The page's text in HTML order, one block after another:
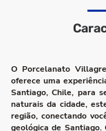
O Porcelanato
oferece uma
Santiago, Chile, para
naturais da cidade,
região, conectando
geológica de